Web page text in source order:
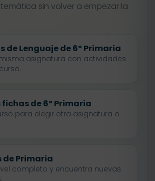
sin volver a empezar la
de Lenguaje de 6º Primaria
asignatura con actividades
de 6º Primaria
para elegir otra asignatura o
de Primaria
completo y encuentra nuevas